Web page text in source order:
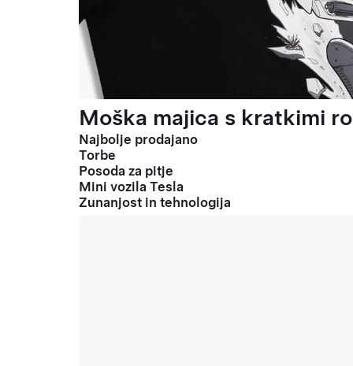
Moška majica s kratkimi
Najbolje prodajano
Torbe
Posoda za pitje
Mini vozila Tesla
Zunanjost in tehnologija